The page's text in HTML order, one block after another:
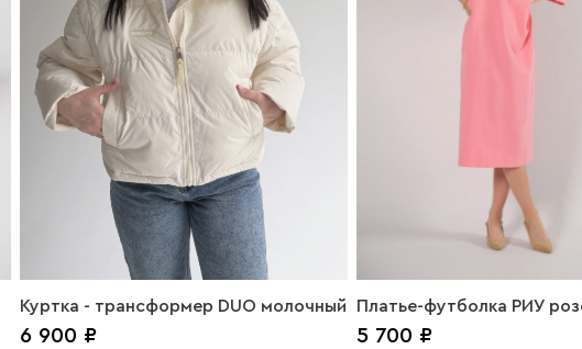
Куртка - трансформер DUO молочный
6 900 ₽
Платье-футболка РИУ
5 700 ₽